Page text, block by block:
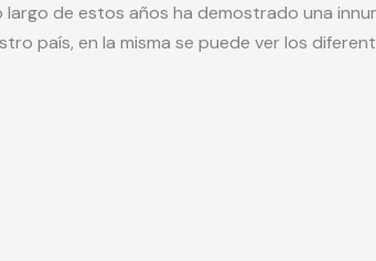
de estos años ha demostrado una
país, en la misma se puede ver los